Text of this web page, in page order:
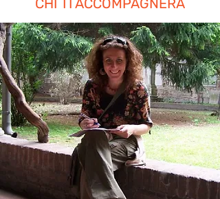
CHI TI ACCOMPAGNERÀ